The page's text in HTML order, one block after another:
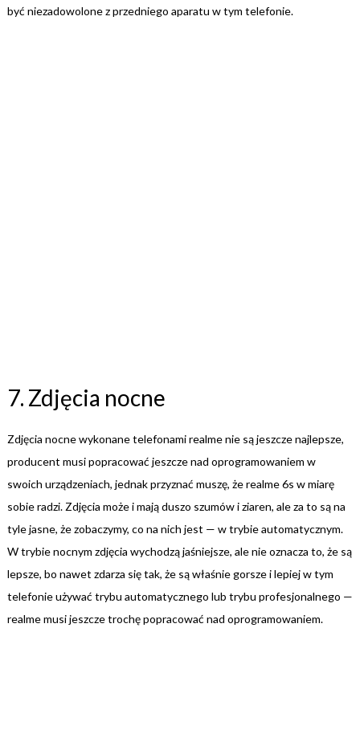
być niezadowolone z przedniego aparatu w tym telefonie.
7. Zdjęcia nocne
Zdjęcia nocne wykonane telefonami realme nie są jeszcze najlepsze,
producent musi popracować jeszcze nad oprogramowaniem w
swoich urządzeniach, jednak przyznać muszę, że realme 6s w miarę
sobie radzi. Zdjęcia może i mają duszo szumów i ziaren, ale za to są na
tyle jasne, że zobaczymy, co na nich jest — w trybie automatycznym.
W trybie nocnym zdjęcia wychodzą jaśniejsze, ale nie oznacza to, że są
lepsze, bo nawet zdarza się tak, że są właśnie gorsze i lepiej w tym
telefonie używać trybu automatycznego lub trybu profesjonalnego —
realme musi jeszcze trochę popracować nad oprogramowaniem.